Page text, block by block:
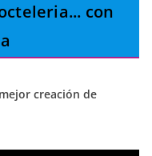
... con
creación de